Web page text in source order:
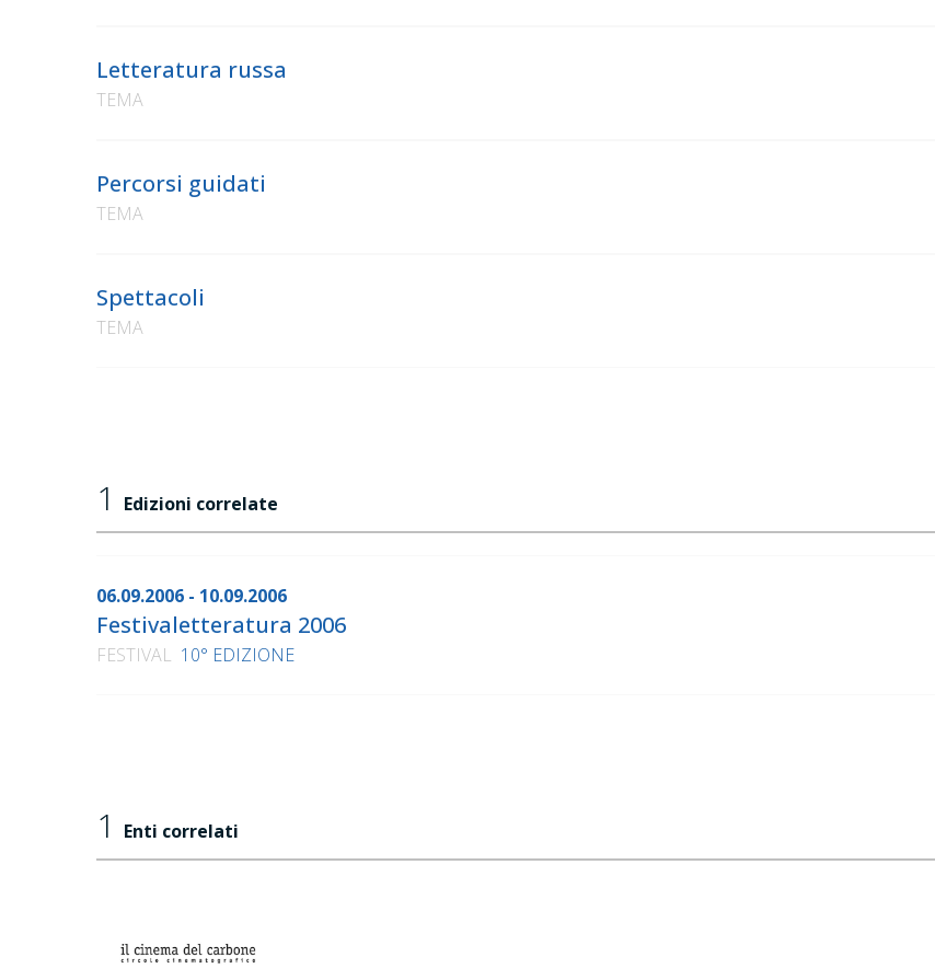
Letteratura russa
TEMA
Percorsi guidati
TEMA
Spettacoli
TEMA
1 Edizioni correlate
06.09.2006 - 10.09.2006
Festivaletteratura 2006
FESTIVAL 10° EDIZIONE
1 Enti correlati